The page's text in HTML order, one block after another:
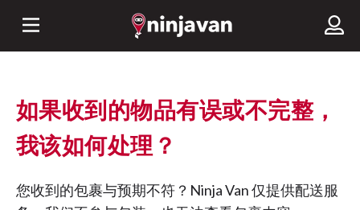
如果收到的物品有误或不完整，
我该如何处理？
您收到的包裹与预期不符？Ninja Van 仅提供配送服